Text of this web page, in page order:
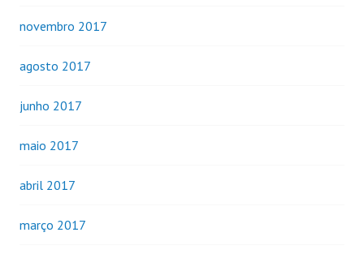
novembro 2017
agosto 2017
junho 2017
maio 2017
abril 2017
março 2017